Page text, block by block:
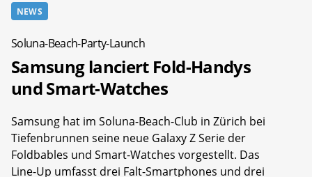
NEWS
Soluna-Beach-Party-Launch
Samsung lanciert Fold-Handys
und Smart-Watches
Samsung hat im Soluna-Beach-Club in Zürich bei
Tiefenbrunnen seine neue Galaxy Z Serie der
Foldbables und Smart-Watches vorgestellt. Das
Line-Up umfasst drei Falt-Smartphones und drei